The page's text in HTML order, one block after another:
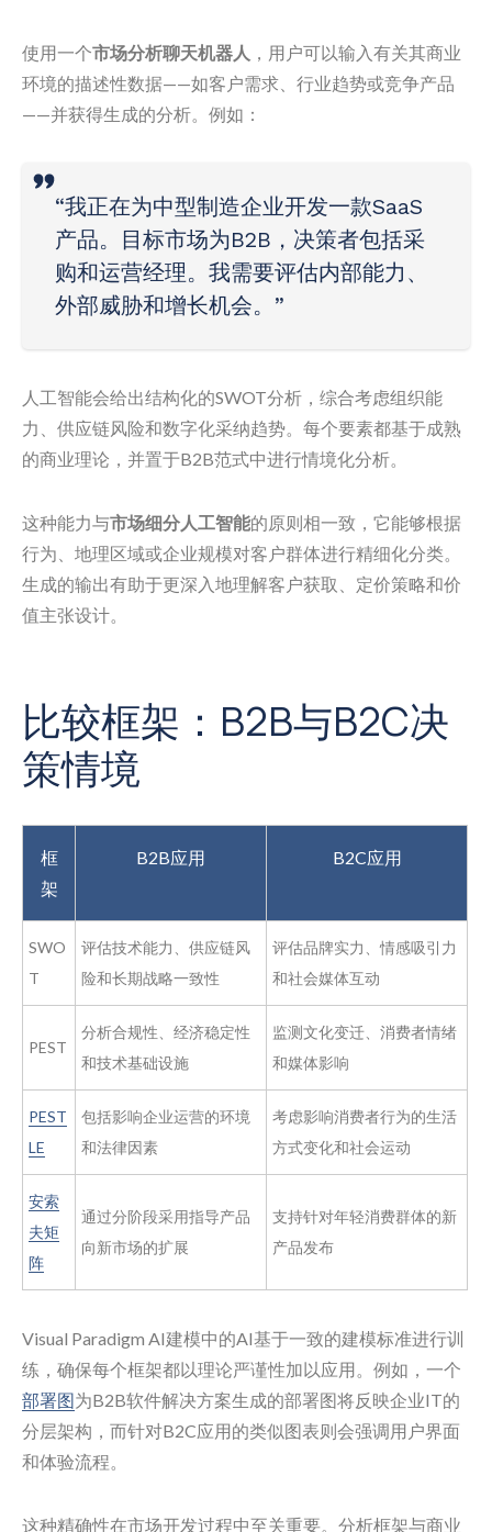
使用一个市场分析聊天机器人 ，用户可以输入有关其商业
环境的描述性数据——如客户需求、行业趋势或竞争产品
——并获得生成的分析。例如：
“我正在为中型制造企业开发一款SaaS
产品。目标市场为B2B，决策者包括采
购和运营经理。我需要评估内部能力、
外部威胁和增长机会。”
人工智能会给出结构化的SWOT分析，综合考虑组织能
力、供应链风险和数字化采纳趋势。每个要素都基于成熟
的商业理论，并置于B2B范式中进行情境化分析。
这种能力与市场细分人工智能的原则相一致，它能够根据
行为、地理区域或企业规模对客户群体进行精细化分类。
生成的输出有助于更深入地理解客户获取、定价策略和价
值主张设计。
比较框架：B2B与B2C决
策情境
框
架
B2B应用 B2C应用
SWO
T
评估技术能力、供应链风
险和长期战略一致性
评估品牌实力、情感吸引力
和社会媒体互动
PEST
分析合规性、经济稳定性
和技术基础设施
监测文化变迁、消费者情绪
和媒体影响
PEST
LE
包括影响企业运营的环境
和法律因素
考虑影响消费者行为的生活
方式变化和社会运动
安索
夫矩
阵
通过分阶段采用指导产品
向新市场的扩展
支持针对年轻消费群体的新
产品发布
Visual Paradigm AI建模中的AI基于一致的建模标准进行训
练，确保每个框架都以理论严谨性加以应用。例如，一个
部署图为B2B软件解决方案生成的部署图将反映企业IT的
分层架构，而针对B2C应用的类似图表则会强调用户界面
和体验流程。
这种精确性在市场开发过程中至关重要。分析框架与商业